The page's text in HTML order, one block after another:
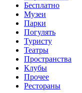
Бесплатно
Музеи
Парки
Погулять
Туристу
Театры
Пространства
Клубы
Прочее
Рестораны